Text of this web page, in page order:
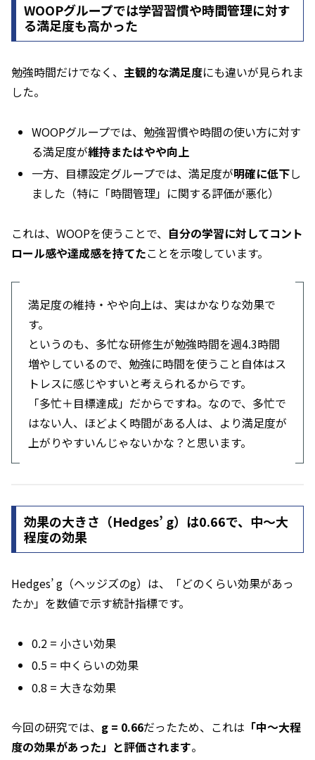
WOOPグループでは学習習慣や時間管理に対す
る満足度も高かった
勉強時間だけでなく、 主観的な満足度にも違いが見られま
した。
WOOPグループでは、勉強習慣や時間の使い方に対す
る満足度が維持またはやや向上
一方、目標設定グループでは、満足度が明確に低下し
ました（特に「時間管理」に関する評価が悪化）
これは、WOOPを使うことで、 自分の学習に対してコント
ロール感や達成感を持てたことを示唆しています。
満足度の維持・やや向上は、実はかなりな効果で
す。
というのも、多忙な研修生が勉強時間を週4.3時間
増やしているので、勉強に時間を使うこと自体はス
トレスに感じやすいと考えられるからです。
「多忙＋目標達成」だからですね。なので、多忙で
はない人、ほどよく時間がある人は、より満足度が
上がりやすいんじゃないかな？と思います。
効果の大きさ（Hedges’ g）は0.66で、中〜大
程度の効果
Hedges’ g（ヘッジズのg）は、「どのくらい効果があっ
たか」を数値で示す統計指標です。
0.2 = 小さい効果
0.5 = 中くらいの効果
0.8 = 大きな効果
今回の研究では、 g = 0.66だったため、これは 「中〜大程
度の効果があった」と評価されます。